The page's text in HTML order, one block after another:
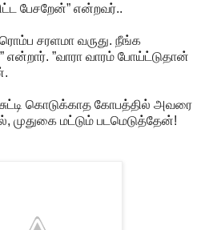
பேசறேன்” என்றவர்..
சரளமா வருது. நீங்க
என்றார். ”வாரா வாரம் போய்ட்டுதான்
கொடுக்காத கோபத்தில் அவரை
முதுகை மட்டும் படமெடுத்தேன்!